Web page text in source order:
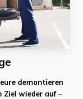
demontieren
Ziel wieder auf–